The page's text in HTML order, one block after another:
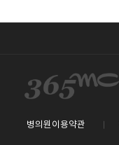
병의원이용약관